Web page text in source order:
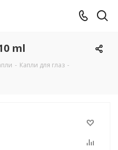
ml
- Капли для глаз -